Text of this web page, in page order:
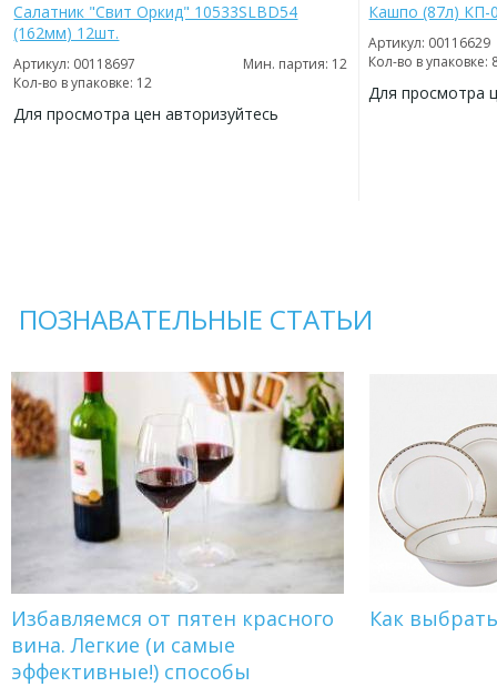
Салатник "Свит Оркид" 10533SLBD54
(162мм) 12шт.
Артикул: 00118697
Мин. партия: 12
Кол-во в упаковке: 12
Для просмотра цен авторизуйтесь
Кашпо (87л) КП-
Артикул: 00116629
Кол-во в упаковке:
Для просмотра
ПОЗНАВАТЕЛЬНЫЕ СТАТЬИ
Избавляемся от пятен красного
вина. Легкие (и самые
эффективные!) способы
Как